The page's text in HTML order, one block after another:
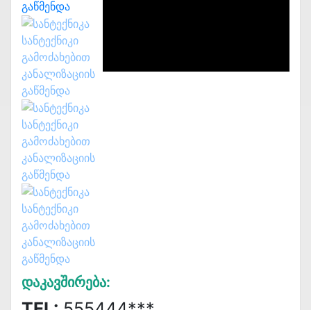
Დაკავშირება: